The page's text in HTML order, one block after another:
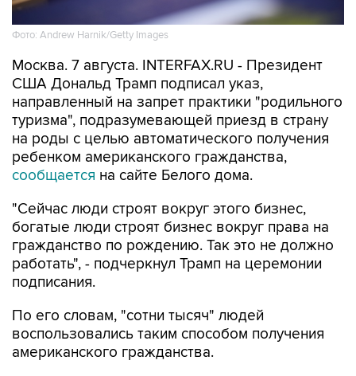
Фото: Andrew Harnik/Getty Images
Москва. 7 августа. INTERFAX.RU - Президент
США Дональд Трамп подписал указ,
направленный на запрет практики "родильного
туризма", подразумевающей приезд в страну
на роды с целью автоматического получения
ребенком американского гражданства,
сообщается на сайте Белого дома.
"Сейчас люди строят вокруг этого бизнес,
богатые люди строят бизнес вокруг права на
гражданство по рождению. Так это не должно
работать", - подчеркнул Трамп на церемонии
подписания.
По его словам, "сотни тысяч" людей
воспользовались таким способом получения
американского гражданства.